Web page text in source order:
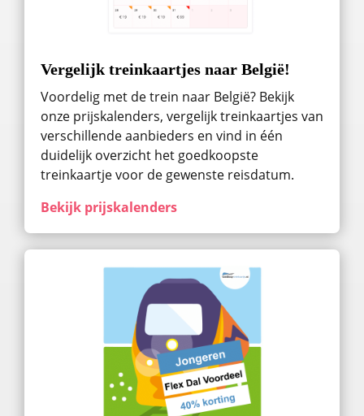
Vergelijk treinkaartjes naar België!
Voordelig met de trein naar België? Bekijk
onze prijskalenders, vergelijk treinkaartjes van
verschillende aanbieders en vind in één
duidelijk overzicht het goedkoopste
treinkaartje voor de gewenste reisdatum.
Bekijk prijskalenders